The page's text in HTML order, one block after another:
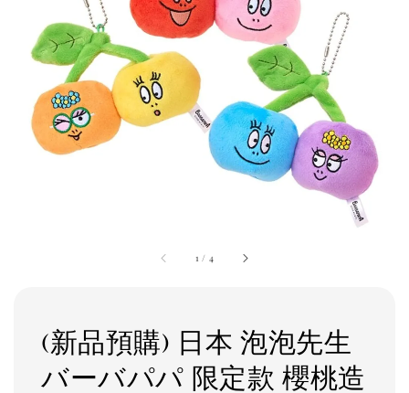
1 / 4
(新品預購) 日本 泡泡先生
バーバパパ 限定款 櫻桃造